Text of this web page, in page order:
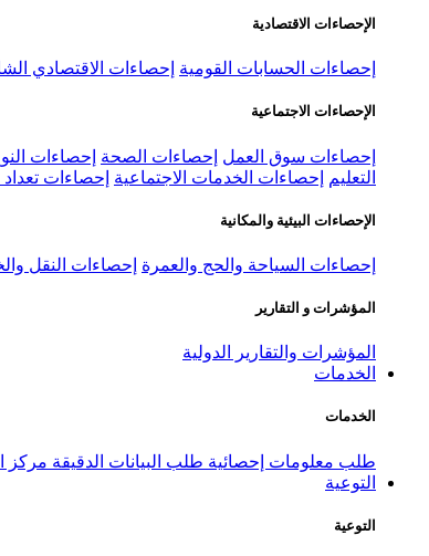
الإحصاءات الاقتصادية
إحصاءات الحسابات القومية إحصاءات الاقتصادي
الإحصاءات الاجتماعية
إحصاءات سوق العمل إحصاءات الصحة إحصاءات
التعليم
إحصاءات الخدمات الاجتماعية إحصاءات تعداد
الإحصاءات البيئية والمكانية
إحصاءات السياحة والحج والعمرة إحصاءات النقل
المؤشرات و التقارير
المؤشرات والتقارير الدولية
الخدمات
الخدمات
طلب معلومات إحصائية طلب البيانات الدقيقة مركز
التوعية
التوعية